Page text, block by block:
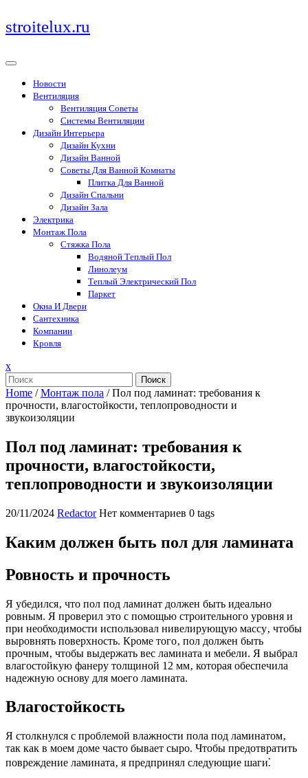
Перейти
к
stroitelux.ru
Новости
Вентиляция
Вентиляция Советы
Системы Вентиляции
Дизайн Интерьера
Дизайн Кухни
Дизайн Ванной
Советы Для Ванной Комнаты
Плитка Для Ванной
Дизайн Спальни
Дизайн Зала
Электрика
Монтаж Пола
Стяжка Пола
Водяной Теплый Пол
Линолеум
Теплый Электрический Пол
Паркет
Окна И Двери
Сантехника
Компании
Кровля
xЗакрыть
меню
Поиск
Home /Монтаж пола /Пол под ламинат: требования к
прочности, влагостойкости, теплопроводности и
звукоизоляции
Пол под ламинат: требования к
прочности, влагостойкости,
теплопроводности и звукоизоляции
20/11/2024 Redactor Нет комментариев 0 tags
Каким должен быть пол для ламината
Ровность и прочность
Я убедился‚ что пол под ламинат должен быть идеально
ровным. Я проверил это с помощью строительного уровня и
при необходимости использовал нивелирующую массу‚ чтобы
выровнять поверхность. Кроме того‚ пол должен быть
прочным‚ чтобы выдержать вес ламината и мебели. Я выбрал
влагостойкую фанеру толщиной 12 мм‚ которая обеспечила
надежную основу для моего ламината.
Влагостойкость
Я столкнулся с проблемой влажности пола под ламинатом‚
так как в моем доме часто бывает сыро. Чтобы предотвратить
повреждение ламината‚ я предпринял следующие шаги⁚